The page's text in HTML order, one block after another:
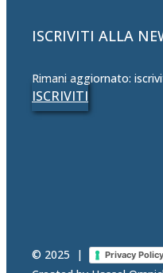
ISCRIVITI ALLA
Rimani aggiornato:
ISCRIVITI
© 2025 | Privacy Policy